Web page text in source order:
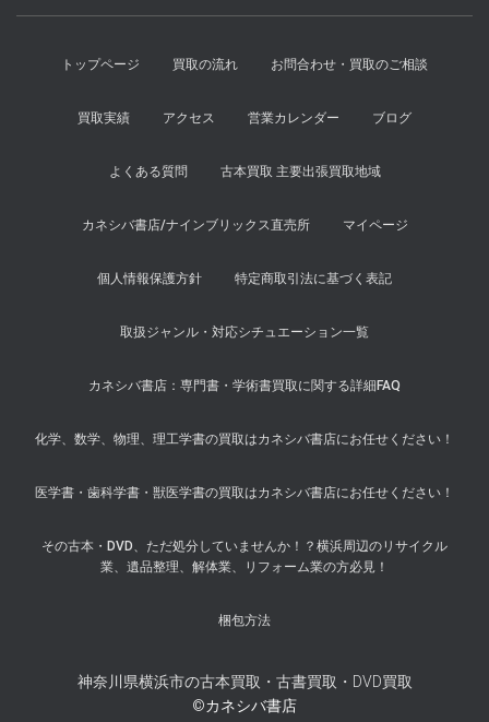
トップページ 買取の流れ お問合わせ・買取のご相談
買取実績 アクセス 営業カレンダー ブログ
よくある質問 古本買取 主要出張買取地域
カネシバ書店/ナインブリックス直売所 マイページ
個人情報保護方針 特定商取引法に基づく表記
取扱ジャンル・対応シチュエーション一覧
カネシバ書店：専門書・学術書買取に関する詳細FAQ
化学、数学、物理、理工学書の買取はカネシバ書店にお任せください！
医学書・歯科学書・獣医学書の買取はカネシバ書店にお任せください！
その古本・DVD、ただ処分していませんか！？横浜周辺のリサイクル
業、遺品整理、解体業、リフォーム業の方必見！
梱包方法
神奈川県横浜市の古本買取・古書買取・DVD買取
©カネシバ書店